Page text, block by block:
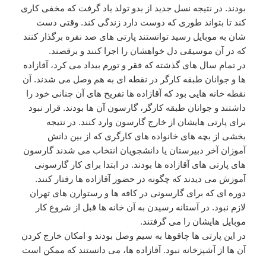
بودند. در نتیجه نسل جدید از بدو تولد یاد گرفت که مخفی کاری
کند تا بتواند طوری که دوست دارد زندگی کند. وقتی دست
شان به موبایل رسید توانستند پارتی های صد نفره برگذار کنند
که در آن موسیقی دل خواهشان را اجرا کنند و برقصند.
در تمام سال های گذشته که فقر و تورم بیداد می کرد، آقازاده
ها و جوانان طبقه کارگر در نقطه ای به هم وصل می شدند. آن
نقطه خانه هایی بود که آقازاده ها تفریح های آن چنانی خود را
داشتند و جوانان طبقه کارگر، گارسون آن ها بودند. قرار نبود
برای پارتی هایشان از خارج گارسون وارد کنند. در نتیجه
بخشی از بچه های خانواده های کارگری که از بین دانش
آموزان آخر دبیرستان یا دانشجویان انتخاب می شدند گارسون
های پارتی های آقازاده ها بودند. در ابتدا برای کار گارسونی
آموزش می دیدند که چگونه در حضور آقازاده ها رفتار کنند.
دوره ای که برای گارسونی در کافه ها و رستوارن های تهران
لازم نبود. در آستانه رسیدن به آن خانه ها قبل از شروع کار
موبایل هایشان را می گرفتند.
در این پارتی ها چاقوها به سیم وصل بودند و امکان خارج کردن
آن ها از آشپزخانه نبود. آقازاده ها، می دانستند که ممکن است